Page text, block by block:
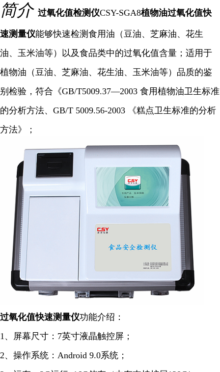
简介 过氧化值检测仪CSY-SGA8植物油过氧化值快
速测量仪能够快速检测食用油（豆油、芝麻油、花生
油、玉米油等）以及食品类中的过氧化值含量；适用于
植物油（豆油、芝麻油、花生油、玉米油等）品质的鉴
别检验，符合《GB/T5009.37—2003 食用植物油卫生标准
的分析方法、GB/T 5009.56-2003 《糕点卫生标准的分析
方法》；
过氧化值快速测量仪功能介绍：
1、屏幕尺寸：7英寸液晶触控屏；
2、操作系统：Android 9.0系统；